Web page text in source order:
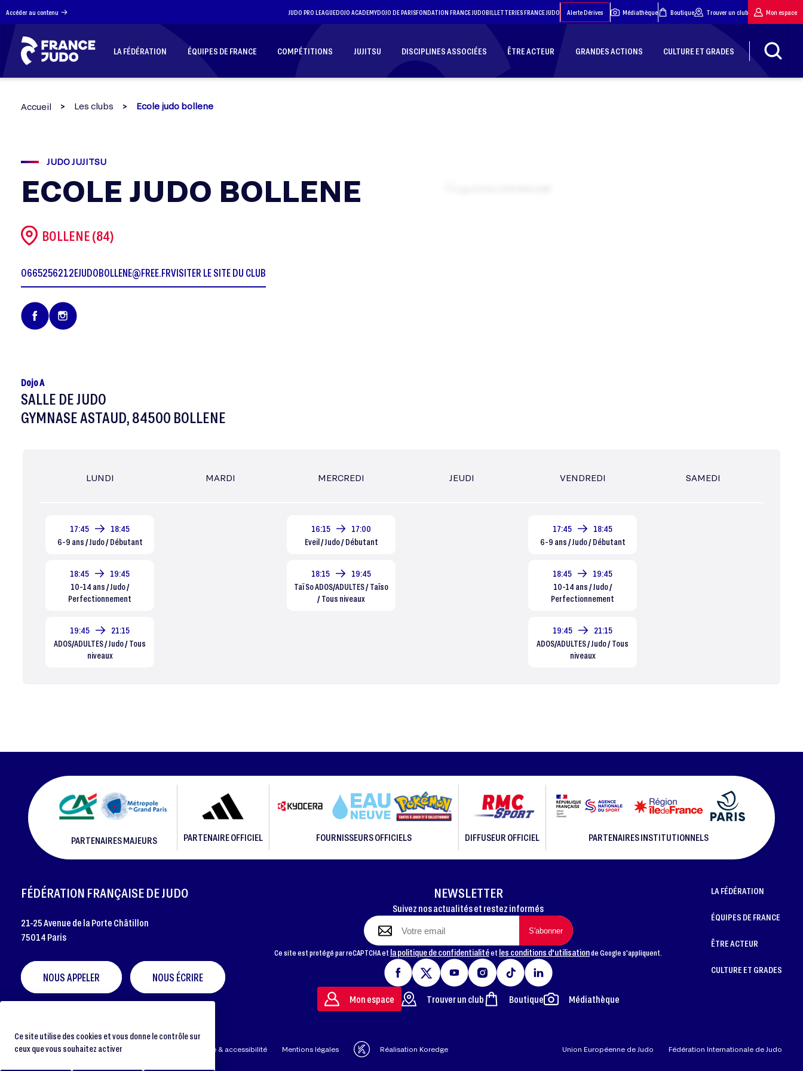
Accéder au contenu JUDO PRO LEAGUEDOJO ACADEMYDOJO DE PARISFONDATION FRANCE JUDOBILLETTERIES FRANCE JUDO Alerte Dérives Médiathèque Boutique Trouver un club Mon espace
LA FÉDÉRATION ÉQUIPES DE FRANCE COMPÉTITIONS JUJITSU DISCIPLINES ASSOCIÉES ÊTRE ACTEUR GRANDES ACTIONS CULTURE ET GRADES
Accueil Les clubs Ecole judo bollene
JUDO JUJITSU
ECOLE JUDO BOLLENE
BOLLENE (84)
0665256212EJUDOBOLLENE@FREE.FRVISITER LE SITE DU CLUB
Dojo A
SALLE DE JUDO
GYMNASE ASTAUD, 84500 BOLLENE
LUNDI
17:45
18:45
6-9 ans / Judo / Débutant
18:45
19:45
10-14 ans / Judo /
Perfectionnement
19:45
21:15
ADOS/ADULTES / Judo / Tous
niveaux
MARDI MERCREDI
16:15
17:00
Eveil / Judo / Débutant
18:15
19:45
Taï So ADOS/ADULTES / Taïso
/ Tous niveaux
JEUDI VENDREDI
17:45
18:45
6-9 ans / Judo / Débutant
18:45
19:45
10-14 ans / Judo /
Perfectionnement
19:45
21:15
ADOS/ADULTES / Judo / Tous
niveaux
SAMEDI
PARTENAIRES MAJEURS PARTENAIRE OFFICIEL FOURNISSEURS OFFICIELS DIFFUSEUR OFFICIEL PARTENAIRES INSTITUTIONNELS
FOOTER
FÉDÉRATION FRANÇAISE DE JUDO
21-25 Avenue de la Porte Châtillon
75014 Paris
NOUS APPELER NOUS ÉCRIRE
NEWSLETTER
Suivez nos actualités et restez informés
Ce site est protégé par reCAPTCHA et la politique de confidentialitéet les conditions d'utilisationde Google s'appliquent.
Mon espace Trouver un club Boutique Médiathèque
LA FÉDÉRATION
ÉQUIPES DE FRANCE
ÊTRE ACTEUR
CULTURE ET GRADES
Préférences cookies Protection des données Aide & accessibilité Mentions légales Réalisation Koredge Union Européenne de Judo Fédération Internationale de Judo
Panneau de gestion des cookies
Ce site utilise des cookies et vous donne le contrôle sur
ceux que vous souhaitez activer